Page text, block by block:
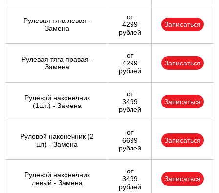
Рулевая тяга левая -
Замена
от
4299
рублей
Записаться
Рулевая тяга правая -
Замена
от
4299
рублей
Записаться
Рулевой наконечник
(1шт.) - Замена
от
3499
рублей
Записаться
Рулевой наконечник (2
шт) - Замена
от
6699
рублей
Записаться
Рулевой наконечник
левый - Замена
от
3499
рублей
Записаться